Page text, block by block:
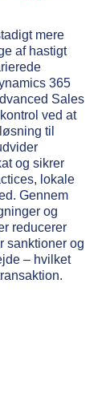
mere
af hastigt
365
Sales
ved at
til
og sikrer
lokale
Gennem
og
reducerer
sanktioner og
– hvilket